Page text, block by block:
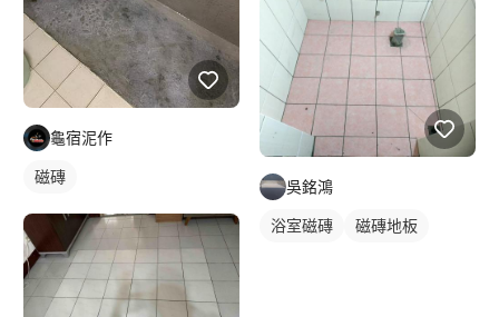
龜宿泥作
磁磚
吳銘鴻
浴室磁磚 磁磚地板